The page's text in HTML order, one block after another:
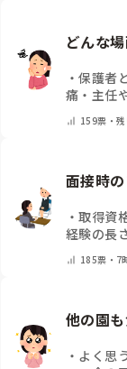
どんな
・保護者
痛 ・ 主任
痛じゃな
159票・
面接時
・取得資
経験の長
い)185票・ 7
他の園
・ よく思